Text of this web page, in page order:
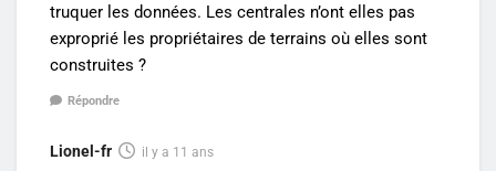
truquer les données. Les centrales n’ont elles pas
exproprié les propriétaires de terrains où elles sont
construites ?
Répondre
Lionel-fr il y a 11 ans